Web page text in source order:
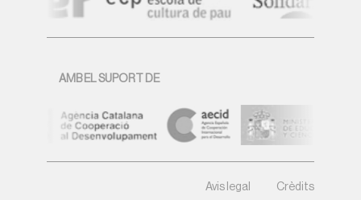
AMB EL SUPORT DE
Avis legal Crèdits